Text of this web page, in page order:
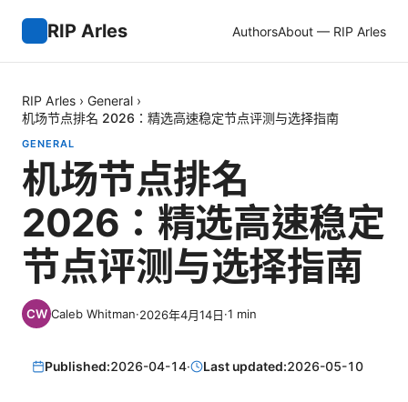
RIP Arles AuthorsAbout — RIP Arles
RIP Arles › General ›
机场节点排名 2026：精选高速稳定节点评测与选择指南
GENERAL
机场节点排名
2026：精选高速稳定
节点评测与选择指南
Caleb Whitman·2026年4月14日·1 min
Published:2026-04-14· Last updated:2026-05-10